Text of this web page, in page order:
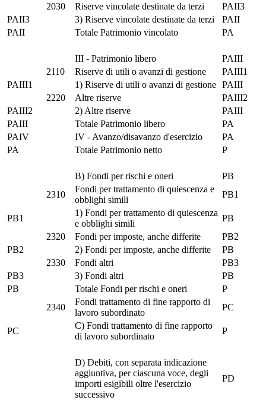
2030
Riserve vincolate destinate da terzi
PAII3
PAII3
3) Riserve vincolate destinate da terzi
PAII
PAII
Totale Patrimonio vincolato PA
III - Patrimonio libero
PAIII
2110
Riserve di utili o avanzi di gestione
PAIII1
PAIII1
1) Riserve di utili o avanzi di gestione PAIII
2220
Altre riserve
PAIII2
PAIII2
2) Altre riserve
PAIII
PAIII
Totale Patrimonio libero
PA
PAIV
IV - Avanzo/disavanzo d'esercizio
PA
PA
Totale Patrimonio netto P
B) Fondi per rischi e oneri
PB
2310
Fondi per trattamento di quiescenza e
obblighi simili
PB1
PB1
1) Fondi per trattamento di quiescenza
e obblighi simili
PB
2320
Fondi per imposte, anche differite
PB2
PB2
2) Fondi per imposte, anche differite
PB
2330
Fondi altri
PB3
PB3
3) Fondi altri
PB
PB
Totale Fondi per rischi e oneri
P
2340
Fondi trattamento di fine rapporto di
lavoro subordinato
PC
PC
C) Fondi trattamento di fine rapporto
di lavoro subordinato
P
D) Debiti, con separata indicazione
aggiuntiva, per ciascuna voce, degli
importi esigibili oltre l'esercizio
successivo
PD